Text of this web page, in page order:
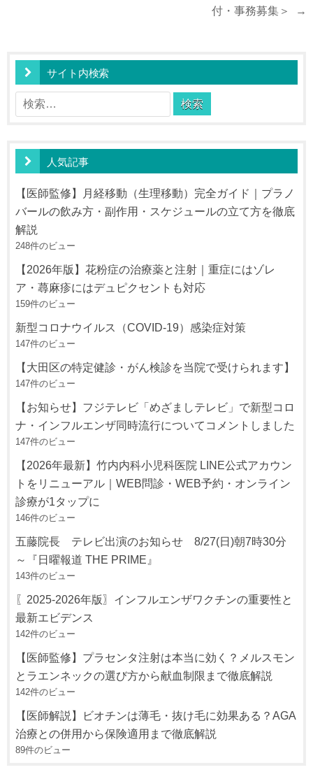
ー
シ
ョ
付・事務募集＞ →
サイト内検索
検
索:
人気記事
【医師監修】月経移動（生理移動）完全ガイド｜プラノ
バールの飲み方・副作用・スケジュールの立て方を徹底
解説
248件のビュー
【2026年版】花粉症の治療薬と注射｜重症にはゾレ
ア・蕁麻疹にはデュピクセントも対応
159件のビュー
新型コロナウイルス（COVID-19）感染症対策
147件のビュー
【大田区の特定健診・がん検診を当院で受けられます】
147件のビュー
【お知らせ】フジテレビ「めざましテレビ」で新型コロ
ナ・インフルエンザ同時流行についてコメントしました
147件のビュー
【2026年最新】竹内内科小児科医院 LINE公式アカウン
トをリニューアル｜WEB問診・WEB予約・オンライン
診療が1タップに
146件のビュー
五藤院長 テレビ出演のお知らせ 8/27(日)朝7時30分
～『日曜報道 THE PRIME』
143件のビュー
〖2025-2026年版〗インフルエンザワクチンの重要性と
最新エビデンス
142件のビュー
【医師監修】プラセンタ注射は本当に効く？メルスモン
とラエンネックの選び方から献血制限まで徹底解説
142件のビュー
【医師解説】ビオチンは薄毛・抜け毛に効果ある？AGA
治療との併用から保険適用まで徹底解説
89件のビュー